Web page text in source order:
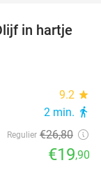
26%
in hartje
9.2 star
2 min. directions_walk
Regulier €26,80
€19,90